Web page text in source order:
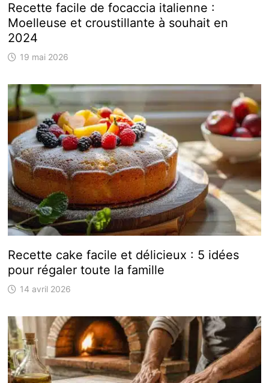
Recette facile de focaccia italienne :
Moelleuse et croustillante à souhait en
2024
19 mai 2026
Recette cake facile et délicieux : 5 idées
pour régaler toute la famille
14 avril 2026